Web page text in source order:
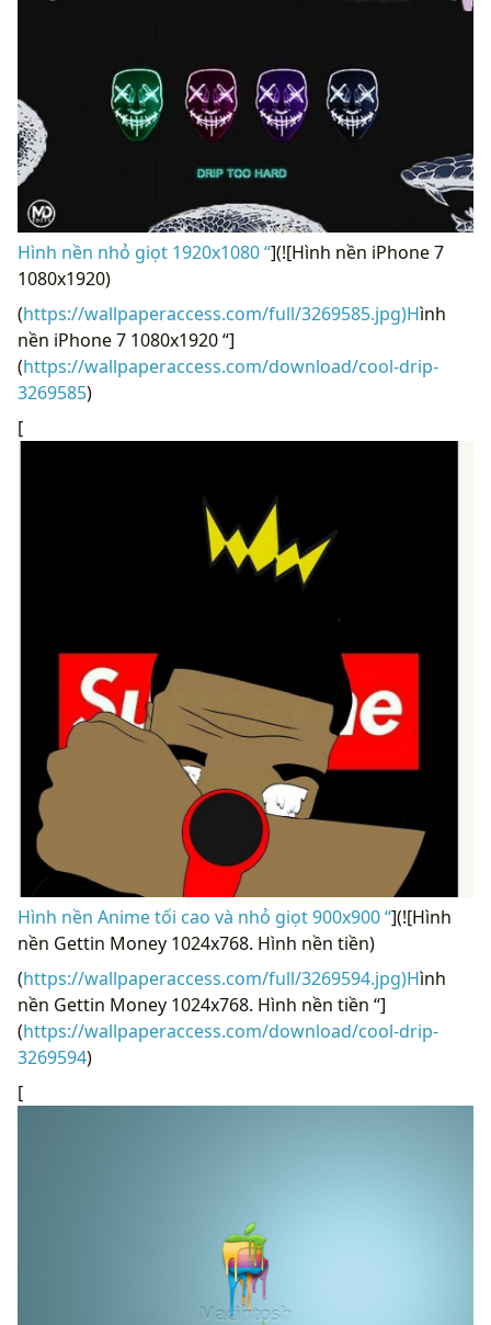
Hình nền nhỏ giọt 1920x1080 “](![Hình nền iPhone 7
1080x1920)
(https://wallpaperaccess.com/full/3269585.jpg)Hình
nền iPhone 7 1080x1920 “]
(https://wallpaperaccess.com/download/cool-drip-
3269585)
[
Hình nền Anime tối cao và nhỏ giọt 900x900 “](![Hình
nền Gettin Money 1024x768. Hình nền tiền)
(https://wallpaperaccess.com/full/3269594.jpg)Hình
nền Gettin Money 1024x768. Hình nền tiền “]
(https://wallpaperaccess.com/download/cool-drip-
3269594)
[